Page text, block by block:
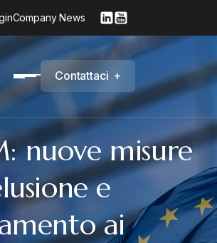
Company News
Contattaci +
nuove misure
e
ai